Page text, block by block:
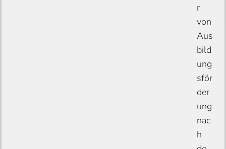
r
von
Aus
bild
ung
sför
der
ung
nac
h